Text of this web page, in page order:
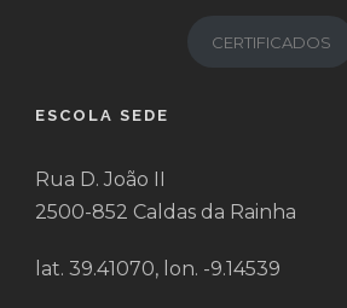
CERTIFICADOS
ESCOLA SEDE
Rua D. João II
2500-852 Caldas da Rainha
lat. 39.41070, lon. -9.14539